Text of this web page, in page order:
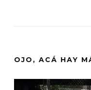
OJO, ACÁ HAY